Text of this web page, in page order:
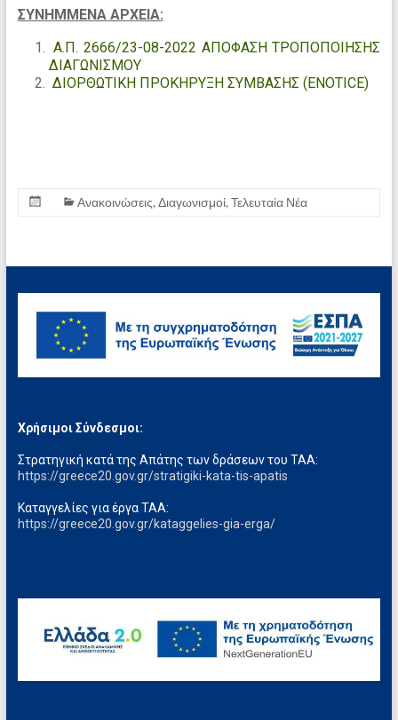
ΣΥΝΗΜΜΕΝΑ ΑΡΧΕΙΑ:
Α.Π. 2666/23-08-2022 ΑΠΟΦΑΣΗ ΤΡΟΠΟΠΟΙΗΣΗΣ
ΔΙΑΓΩΝΙΣΜΟΥ
ΔΙΟΡΘΩΤΙΚΗ ΠΡΟΚΗΡΥΞΗ ΣΥΜΒΑΣΗΣ (ENOTICE)
Ανακοινώσεις, Διαγωνισμοί, Τελευταία Νέα
Χρήσιμοι Σύνδεσμοι:
Στρατηγική κατά της Απάτης των δράσεων του ΤΑΑ:
https://greece20.gov.gr/stratigiki-kata-tis-apatis
Καταγγελίες για έργα ΤΑΑ:
https://greece20.gov.gr/kataggelies-gia-erga/